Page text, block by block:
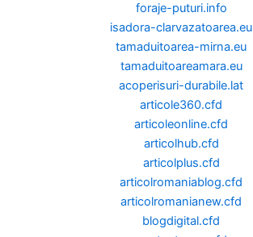
foraje-puturi.info
isadora-clarvazatoarea.eu
tamaduitoarea-mirna.eu
tamaduitoareamara.eu
acoperisuri-durabile.lat
articole360.cfd
articoleonline.cfd
articolhub.cfd
articolplus.cfd
articolromaniablog.cfd
articolromanianew.cfd
blogdigital.cfd